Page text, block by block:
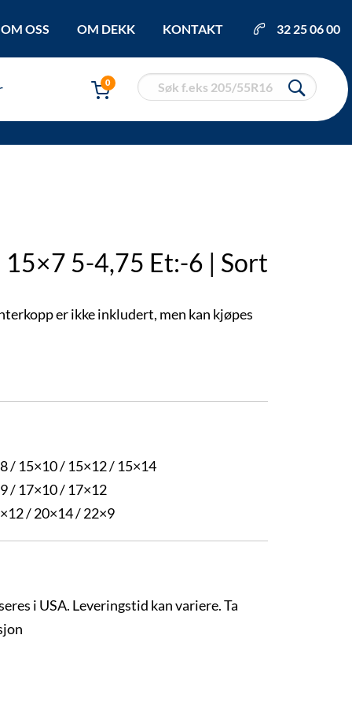
OM OSS OM DEKK KONTAKT 32 25 06 00
0
15×7 5-4,75 Et:-6 | Sort
er ikke inkludert, men kan kjøpes
/ 15×10 / 15×12 / 15×14
/ 17×10 / 17×12
/ 20×14 / 22×9
i USA. Leveringstid kan variere. Ta